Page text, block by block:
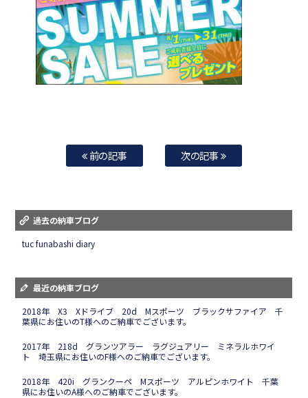
前の記事 次の記事
過去の納車ブログ
tuc funabashi diary
最近の納車ブログ
2018年 X3 Xドライブ 20d Mスポーツ ブラックサファイア 千
葉県にお住いのT様へのご納車でございます。
2017年 218d グランツアラー ラグジュアリー ミネラルホワイ
ト 埼玉県にお住いのF様へのご納車でございます。
2018年 420i グランクーペ Mスポーツ アルピンホワイト 千葉
県にお住いのA様へのご納車でございます。